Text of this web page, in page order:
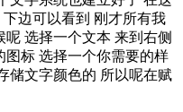
下边可以看到 刚才所有我
选择一个文本 来到右侧
图标 选择一个你需要的样
储文字颜色的 所以呢在赋